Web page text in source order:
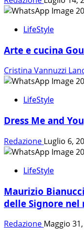
LifeStyle
Arte e cucina
Cristina Vannuzzi
LifeStyle
Dress Me and
Redazione Luglio 6,
LifeStyle
Maurizio
delle Signore nel
Redazione Maggio